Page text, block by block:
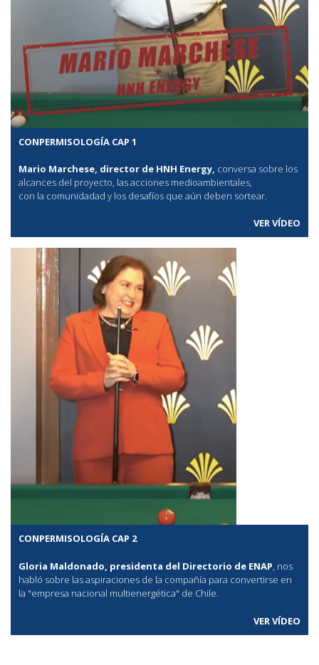
CONPERMISOLOGÍA CAP 1
Mario Marchese, director de HNH Energy, conversa sobre los
alcances del proyecto, las acciones medioambientales,
con la comunidadad y los desafíos que aún deben sortear.
VER VÍDEO
CONPERMISOLOGÍA CAP 2
Gloria Maldonado, presidenta del Directorio de ENAP, nos
habló sobre las aspiraciones de la compañía para convertirse en
la "empresa nacional multienergética" de Chile.
VER VÍDEO